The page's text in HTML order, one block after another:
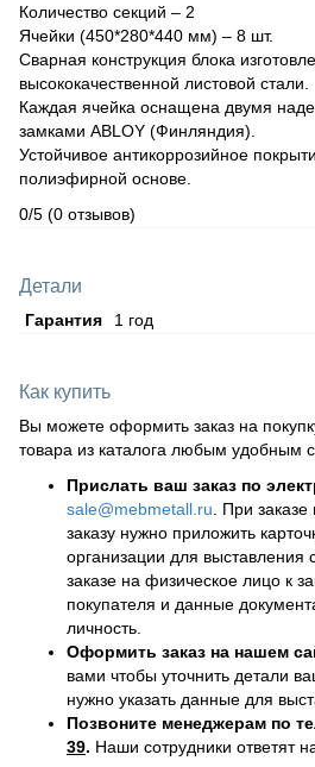
Количество секций – 2
Ячейки (450*280*440 мм) – 8 шт.
Сварная конструкция блока
высококачественной листовой стали.
Каждая ячейка оснащена двумя
замками ABLOY (Финляндия).
Устойчивое антикоррозийное
полиэфирной основе.
0/5 (0 отзывов)
Детали
Гарантия 1 год
Как купить
Вы можете оформить заказ на
товара из каталога любым удобным
Прислать ваш заказ по
sale@mebmetall.ru . При
заказу нужно приложить
организации для выставления
заказе на физическое лицо к
покупателя и данные
личность.
Оформить заказ на нашем
вами чтобы уточнить детали
нужно указать данные для
Позвоните менеджерам по
39. Наши сотрудники ответят